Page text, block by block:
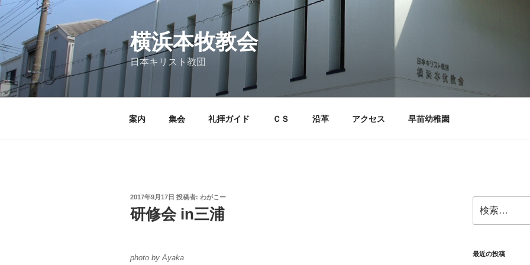
コ
ン
テ
ン
ツ
へ
ス
横浜本牧教会
日本キリスト教団
案内 集会 礼拝ガイド ＣＳ 沿革 アクセス 早苗幼稚園
投
稿
日:
2017年9月17日 投稿者: わがこー
研修会 in三浦
photo by Ayaka
索:
最近の投稿